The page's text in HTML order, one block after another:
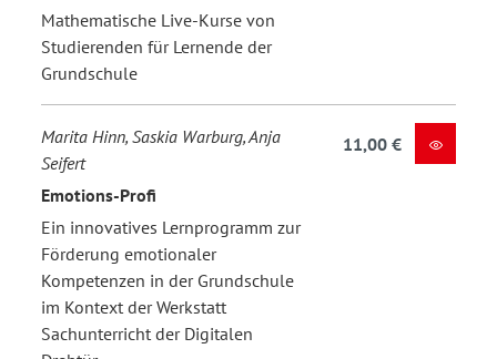
Mathematische Live-Kurse von
Studierenden für Lernende der
Grundschule
Marita Hinn, Saskia Warburg, Anja
Seifert
Emotions-Profi
Ein innovatives Lernprogramm zur
Förderung emotionaler
Kompetenzen in der Grundschule
im Kontext der Werkstatt
Sachunterricht der Digitalen
11,00 €